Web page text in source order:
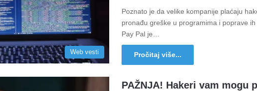
Web vesti
Poznato je da velike kompanije plaćaju
pronađu greške u programima i poprave ih
Pay Pal je…
Pročitaj više...
PAŽNJA! Hakeri vam mogu